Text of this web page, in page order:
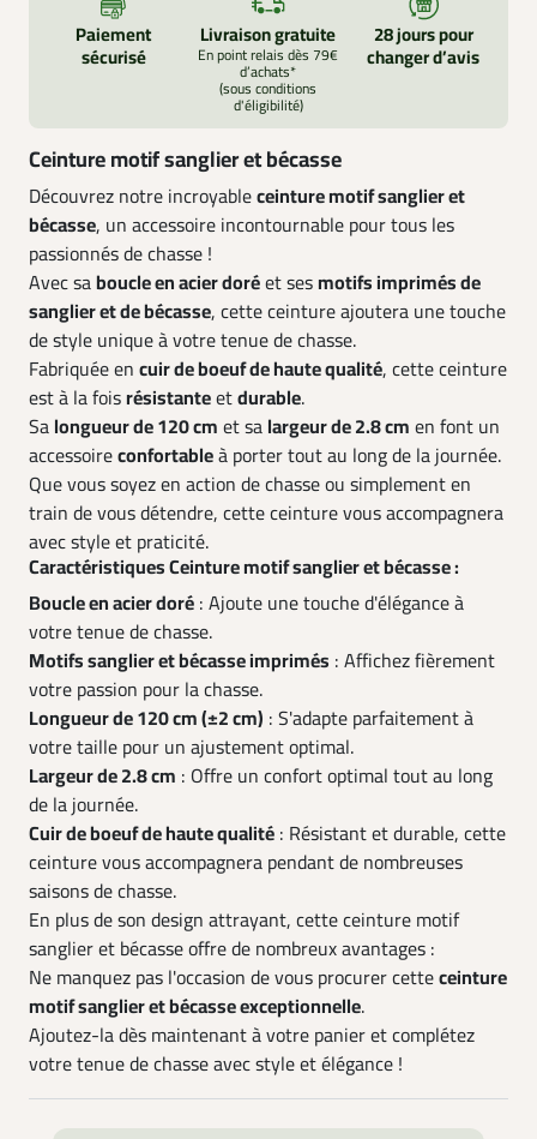
Paiement
sécurisé
Livraison gratuite
En point relais dès 79€
d’achats*
(sous conditions
d'éligibilité)
28 jours pour
changer d’avis
Ceinture motif sanglier et bécasse
Découvrez notre incroyableceinture motif sanglier et
bécasse, un accessoire incontournable pour tous les
passionnés de chasse !
Avec saboucle en acier doréet sesmotifs imprimés de
sanglier et de bécasse, cette ceinture ajoutera une touche
de style unique à votre tenue de chasse.
Fabriquée en cuir de boeuf de haute qualité, cette ceinture
est à la foisrésistanteetdurable.
Sa longueur de 120 cm et sa largeur de 2.8 cm en font un
accessoireconfortableà porter tout au long de la journée.
Que vous soyez en action de chasse ou simplement en
train de vous détendre, cette ceinture vous accompagnera
avec style et praticité.
Caractéristiques Ceinture motif sanglier et bécasse :
Boucle en acier doré : Ajoute une touche d'élégance à
votre tenue de chasse.
Motifs sanglier et bécasse imprimés : Affichez fièrement
votre passion pour la chasse.
Longueur de 120 cm (±2 cm) : S'adapte parfaitement à
votre taille pour un ajustement optimal.
Largeur de 2.8 cm : Offre un confort optimal tout au long
de la journée.
Cuir de boeuf de haute qualité : Résistant et durable, cette
ceinture vous accompagnera pendant de nombreuses
saisons de chasse.
En plus de son design attrayant, cette ceinture motif
sanglier et bécasse offre de nombreux avantages :
Ne manquez pas l'occasion de vous procurer cetteceinture
motif sanglier et bécasse exceptionnelle.
Ajoutez-la dès maintenant à votre panier et complétez
votre tenue de chasse avec style et élégance !